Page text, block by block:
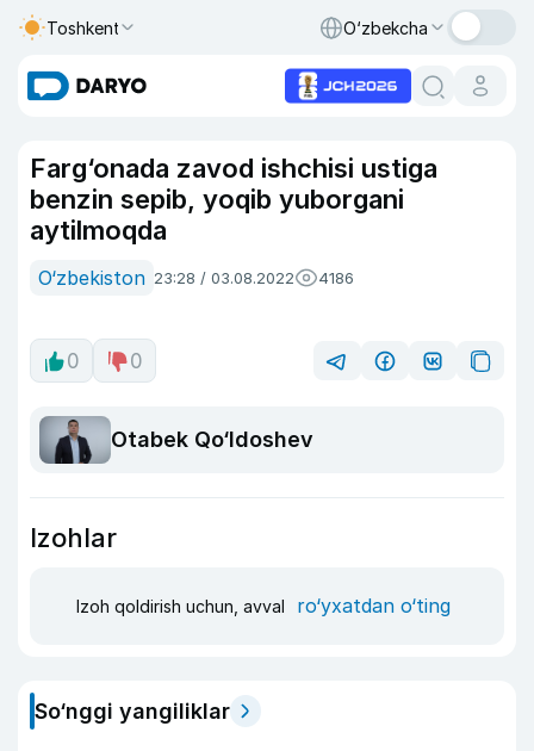
Toshkent O‘zbekcha
Farg‘onada zavod ishchisi ustiga
benzin sepib, yoqib yuborgani
aytilmoqda
O‘zbekiston 23:28 / 03.08.2022 4186
0 0
Otabek Qo‘ldoshev
Izohlar
Izoh qoldirish uchun, avval ro‘yxatdan o‘ting
So‘nggi yangiliklar